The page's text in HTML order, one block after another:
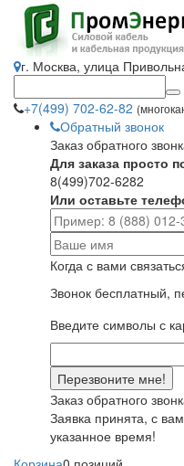
г. Москва, улица
+7(499) 702-62-82
Обратный звонок
Заказ обратного
Для заказа просто
8(499)702-6282
Или оставьте
Когда с вами
Звонок бесплатный,
Введите символы с
Заказ обратного
Заявка принята, с
указанное время!